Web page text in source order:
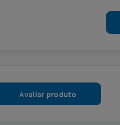
Avaliar produto